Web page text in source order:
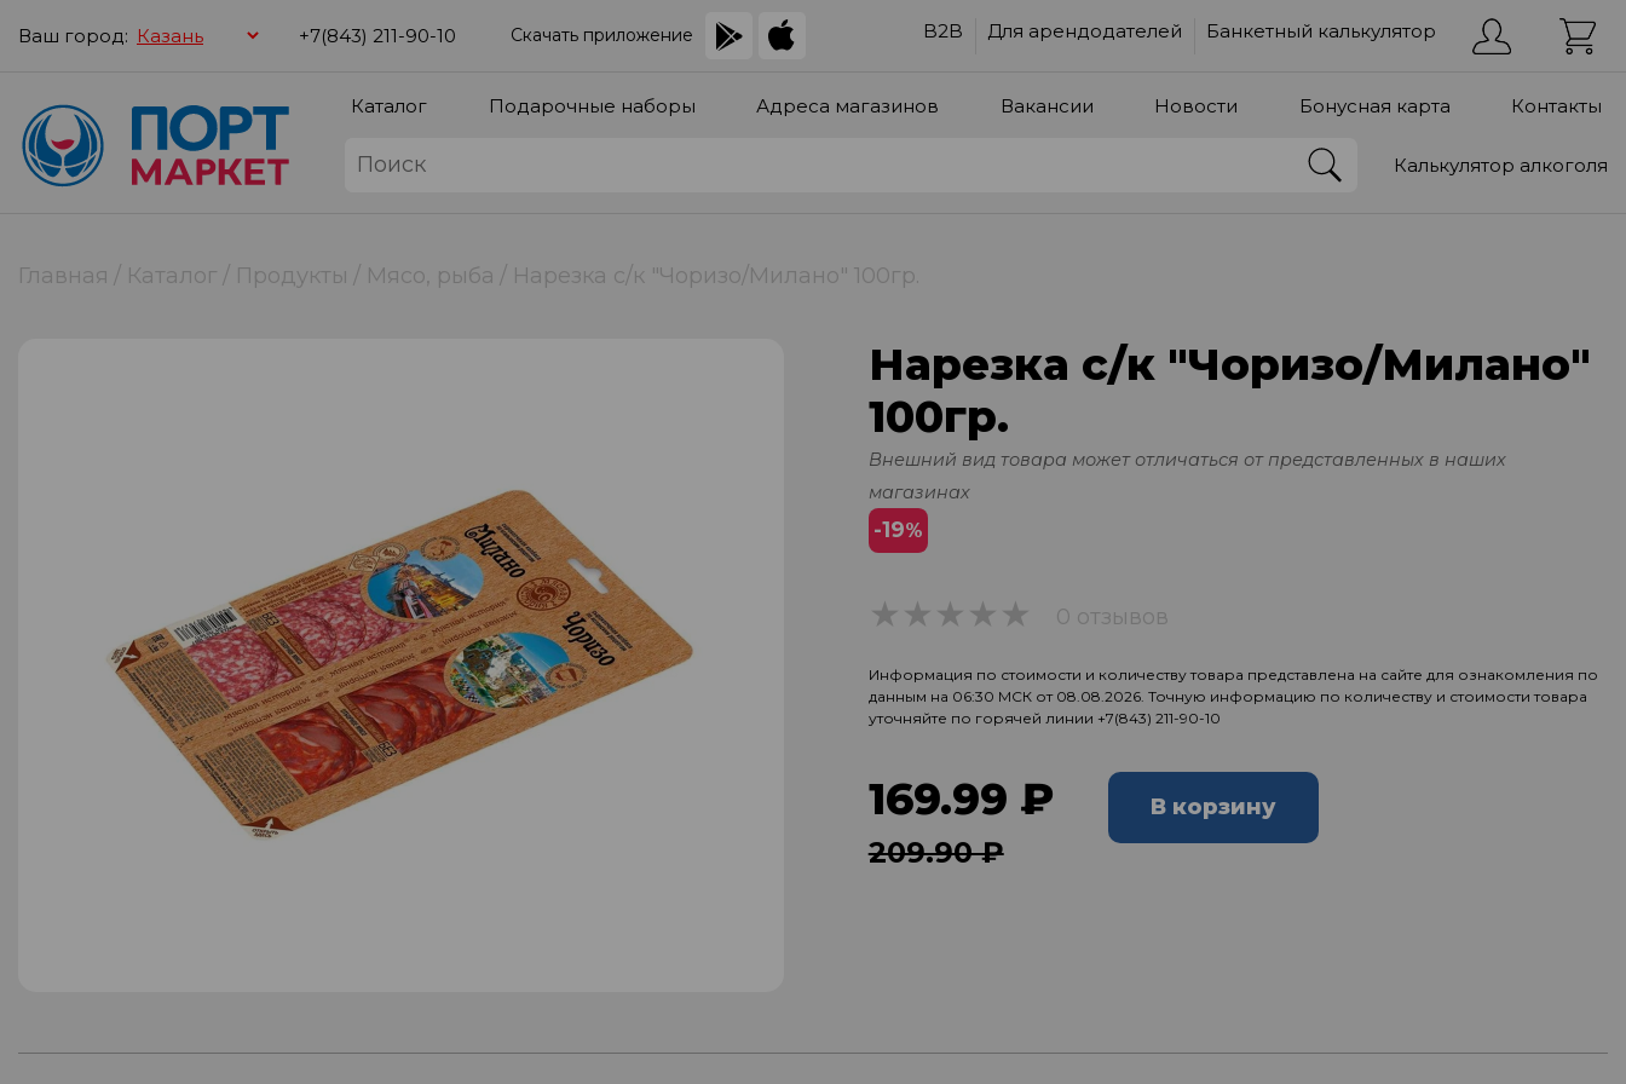
Ваш город: +7(843) 211-90-10 Скачать приложение B2B Для арендодателей Банкетный калькулятор
Каталог Подарочные наборы Адреса магазинов Вакансии Новости Бонусная карта Контакты
Калькулятор алкоголя
Главная Каталог Продукты Мясо, рыба Нарезка с/к "Чоризо/Милано" 100гр.
Нарезка с/к "Чоризо/Милано"
100гр.
Внешний вид товара может отличаться от представленных в наших
магазинах
-19%
0 отзывов
Информация по стоимости и количеству товара представлена на сайте для ознакомления по
данным на 06:30 МСК от 08.08.2026. Точную информацию по количеству и стоимости товара
уточняйте по горячей линии +7(843) 211-90-10
169.99 ₽
209.90 ₽
В корзину